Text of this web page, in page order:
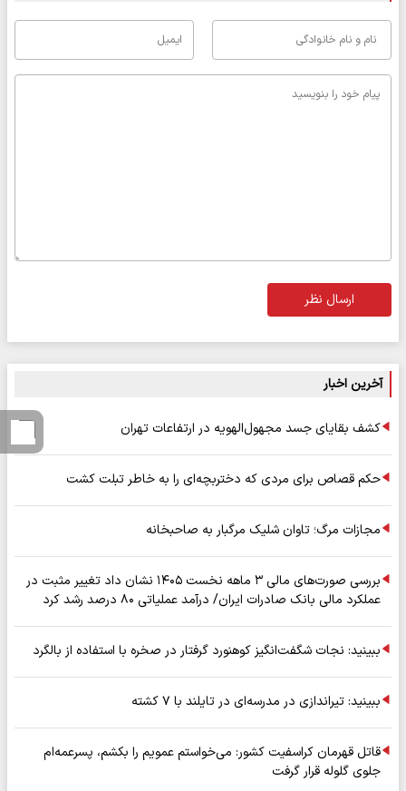
ارسال نظر
آخرین اخبار
کشف بقایای جسد مجهول‌الهویه در ارتفاعات تهران
حکم قصاص برای مردی که دختربچه‌ای را به خاطر تبلت کشت
مجازات مرگ؛ تاوان شلیک مرگبار به صاحبخانه
بررسی صورت‌های مالی ۳ ماهه نخست ۱۴۰۵ نشان داد تغییر مثبت در
عملکرد مالی بانک صادرات ایران/ درآمد عملیاتی ۸۰ درصد رشد کرد
ببینید: نجات شگفت‌انگیز کوهنورد گرفتار در صخره با استفاده از بالگرد
ببینید: تیراندازی در مدرسه‌ای در تایلند با ۷ کشته
قاتل قهرمان کراسفیت کشور: می‌خواستم عمویم را بکشم، پسرعمه‌ام
جلوی گلوله قرار گرفت